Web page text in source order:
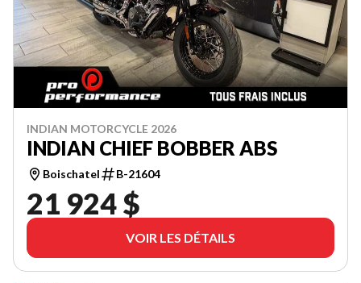
INDIAN MOTORCYCLE 2026
INDIAN CHIEF BOBBER ABS
Boischatel B-21604
21 924 $
VOIR LES DÉTAILS